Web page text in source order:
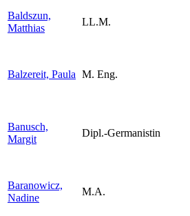
Baldszun,
Matthias
LL.M.
Balzereit, Paula M. Eng.
Banusch,
Margit
Dipl.-Germanistin
Baranowicz,
Nadine
M.A.